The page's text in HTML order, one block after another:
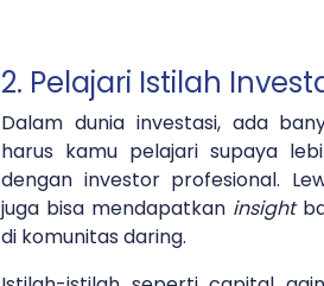
2. Pelajari Istilah
Dalam dunia investasi, ada
harus kamu pelajari supaya
dengan investor profesional.
juga bisa mendapatkan insight
di komunitas daring.